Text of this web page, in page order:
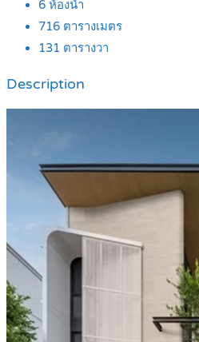
6 ห้องน้ำ
716 ตารางเมตร
131 ตารางวา
Description